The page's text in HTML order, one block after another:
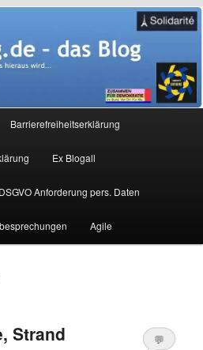
– das Blog
Barrierefreiheitserklärung
Ex Blogall
DSGVO Anforderung pers. Daten
Agile
Strand
💬